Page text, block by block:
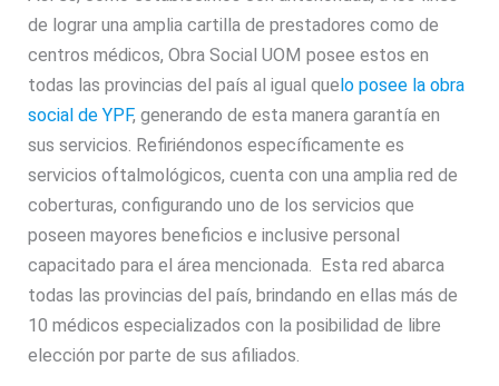
de lograr una amplia cartilla de prestadores como de
centros médicos, Obra Social UOM posee estos en
todas las provincias del país al igual quelo posee la obra
social de YPF, generando de esta manera garantía en
sus servicios. Refiriéndonos específicamente es
servicios oftalmológicos, cuenta con una amplia red de
coberturas, configurando uno de los servicios que
poseen mayores beneficios e inclusive personal
capacitado para el área mencionada. Esta red abarca
todas las provincias del país, brindando en ellas más de
10 médicos especializados con la posibilidad de libre
elección por parte de sus afiliados.